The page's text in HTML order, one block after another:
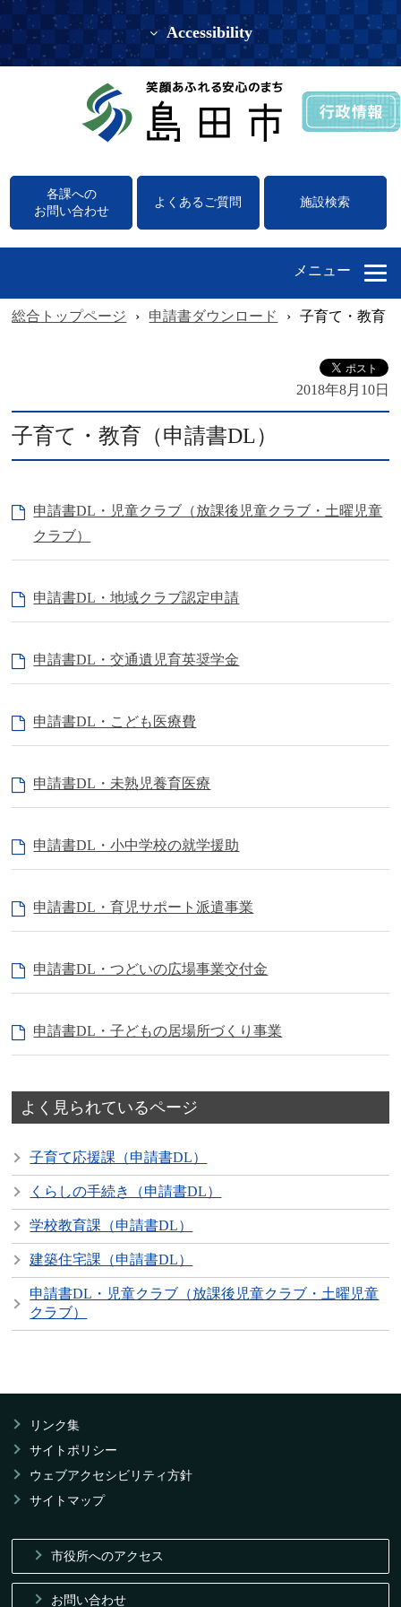
Accessibility
各課への
お問い合わせ
よくあるご質問 施設検索
メニュー
総合トップページ › 申請書ダウンロード › 子育て・教育
2018年8月10日
子育て・教育（申請書DL）
申請書DL・児童クラブ（放課後児童クラブ・土曜児童
クラブ）
申請書DL・地域クラブ認定申請
申請書DL・交通遺児育英奨学金
申請書DL・こども医療費
申請書DL・未熟児養育医療
申請書DL・小中学校の就学援助
申請書DL・育児サポート派遣事業
申請書DL・つどいの広場事業交付金
申請書DL・子どもの居場所づくり事業
よく見られているページ
子育て応援課（申請書DL）
くらしの手続き（申請書DL）
学校教育課（申請書DL）
建築住宅課（申請書DL）
申請書DL・児童クラブ（放課後児童クラブ・土曜児童
クラブ）
リンク集
サイトポリシー
ウェブアクセシビリティ方針
サイトマップ
市役所へのアクセス
お問い合わせ